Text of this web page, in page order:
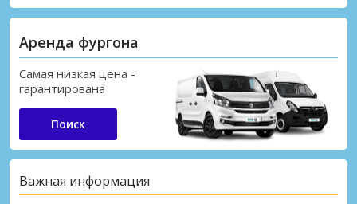
Аренда фургона
Самая низкая цена -
гарантирована
Поиск
Важная информация